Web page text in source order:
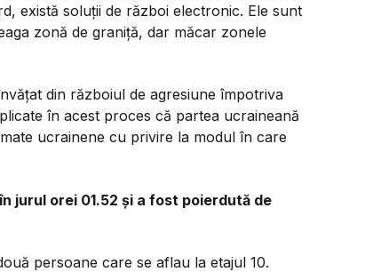
există soluții de război electronic. Ele sunt
zonă de graniță, dar măcar zonele
din războiul de agresiune împotriva
în acest proces că partea ucraineană
ucrainene cu privire la modul în care
jurul orei 01.52 și a fost poierdută de
persoane care se aflau la etajul 10.